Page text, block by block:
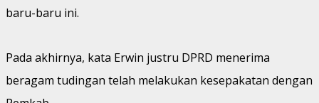
baru-baru ini.
Pada akhirnya, kata Erwin justru DPRD menerima
beragam tudingan telah melakukan kesepakatan dengan